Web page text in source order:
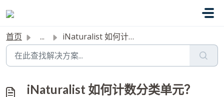
首页 ... iNaturalist 如何计数分类单元？
iNaturalist 如何计数分类单元？